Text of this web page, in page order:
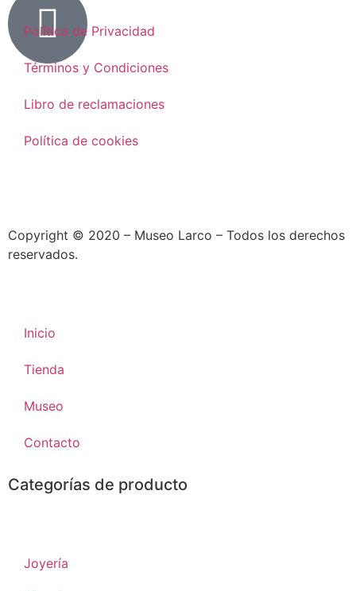
Política de Privacidad
Términos y Condiciones
Libro de reclamaciones
Política de cookies
Copyright © 2020 – Museo Larco – Todos los derechos
reservados.
Inicio
Tienda
Museo
Contacto
Categorías de producto
Joyería